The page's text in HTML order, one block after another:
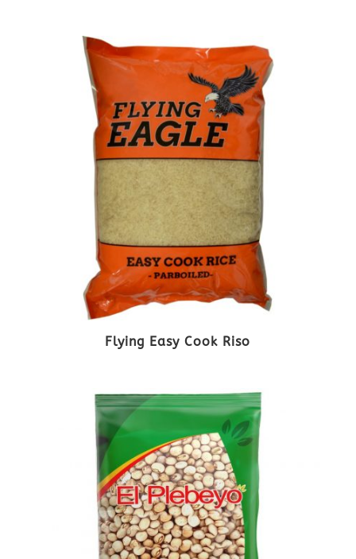
Flying Easy Cook Riso